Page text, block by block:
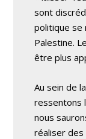
sont
politique se
Palestine.
être plus
Au sein de
ressentons
nous
réaliser